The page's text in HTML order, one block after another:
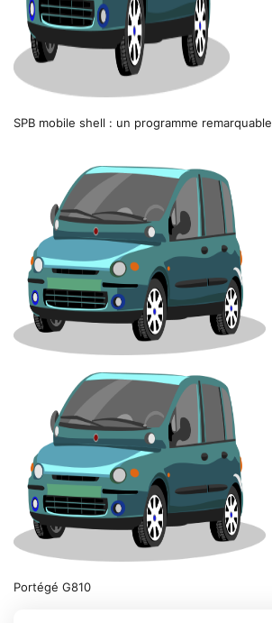
SPB mobile shell : un programme remarquable
Portégé G810